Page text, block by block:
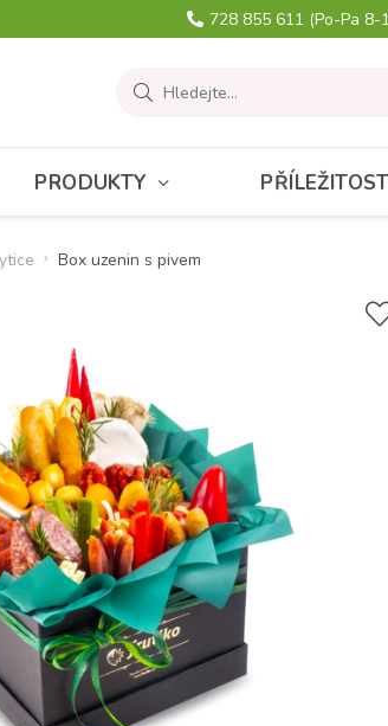
728 855 611 (Po-Pa 8-
PRODUKTY
Box uzenin s pivem